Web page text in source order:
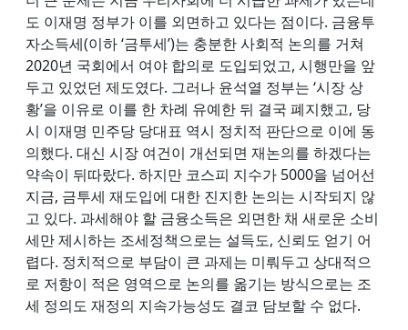
도 이재명 정부가 이를 외면하고 있다는 점이다. 금융투
자소득세(이하 ‘금투세’)는 충분한 사회적 논의를 거쳐
2020년 국회에서 여야 합의로 도입되었고, 시행만을 앞
두고 있었던 제도였다. 그러나 윤석열 정부는 ‘시장 상
황’을 이유로 이를 한 차례 유예한 뒤 결국 폐지했고, 당
시 이재명 민주당 당대표 역시 정치적 판단으로 이에 동
의했다. 대신 시장 여건이 개선되면 재논의를 하겠다는
약속이 뒤따랐다. 하지만 코스피 지수가 5000을 넘어선
지금, 금투세 재도입에 대한 진지한 논의는 시작되지 않
고 있다. 과세해야 할 금융소득은 외면한 채 새로운 소비
세만 제시하는 조세정책으로는 설득도, 신뢰도 얻기 어
렵다. 정치적으로 부담이 큰 과제는 미뤄두고 상대적으
로 저항이 적은 영역으로 논의를 옮기는 방식으로는 조
세 정의도 재정의 지속가능성도 결코 담보할 수 없다.